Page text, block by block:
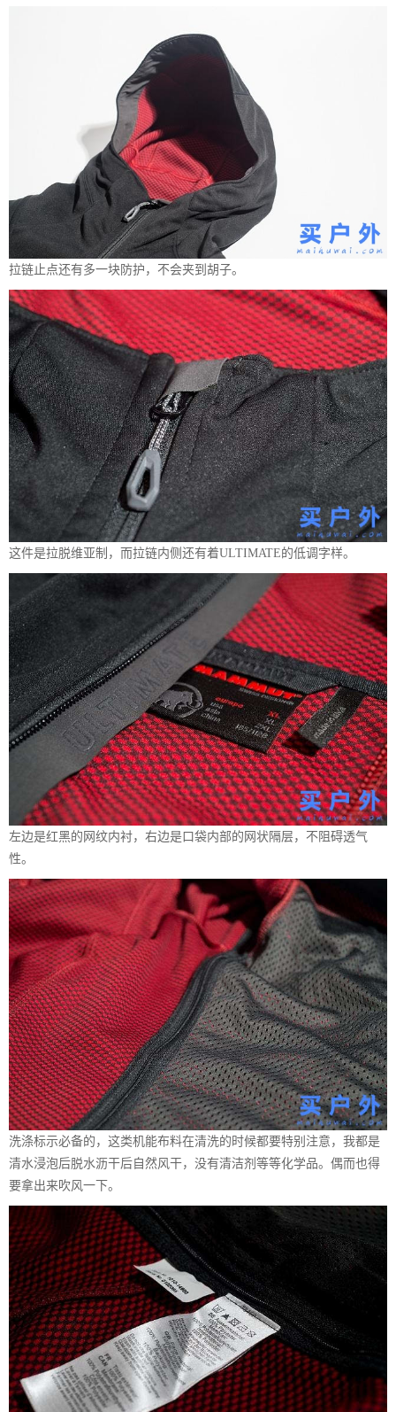
拉链止点还有多一块防护，不会夹到胡子。
这件是拉脱维亚制，而拉链内侧还有着ULTIMATE的低调字样。
左边是红黑的网纹内衬，右边是口袋内部的网状隔层，不阻碍透气
性。
洗涤标示必备的，这类机能布料在清洗的时候都要特别注意，我都是
清水浸泡后脱水沥干后自然风干，没有清洁剂等等化学品。偶而也得
要拿出来吹风一下。